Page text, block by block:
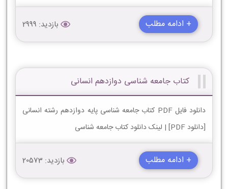
+ ادامه مطلب بازدید: 2999
کتاب جامعه شناسی دوازدهم انسانی
دانلود فایل PDF کتاب جامعه شناسی پایه دوازدهم رشته انسانی
[دانلود PDF] | لینک دانلود کتاب جامعه شناسی
+ ادامه مطلب بازدید: 20573